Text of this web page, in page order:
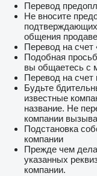
Перевод
Не вносите
подтверждающих
общения
Перевод на счет
Подобная
вы общаетесь с
Перевод на
Будьте
известные
название. Не
компании
Подстановка
компании
Прежде чем
указанных
компании.